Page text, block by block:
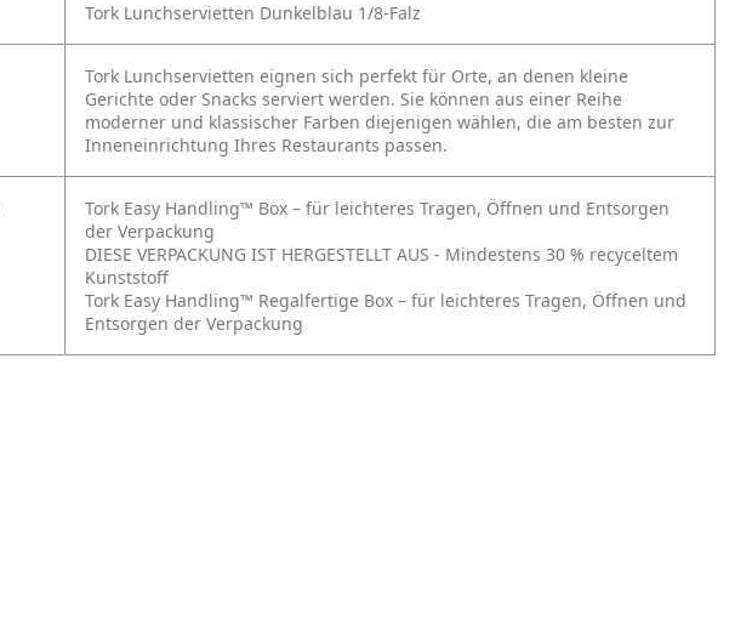
Tork Lunchservietten Dunkelblau 1/8-Falz
Tork Lunchservietten eignen sich perfekt für Orte, an denen kleine
Gerichte oder Snacks serviert werden. Sie können aus einer Reihe
moderner und klassischer Farben diejenigen wählen, die am besten zur
Inneneinrichtung Ihres Restaurants passen.
Tork Easy Handling™ Box – für leichteres Tragen, Öffnen und Entsorgen
der Verpackung
DIESE VERPACKUNG IST HERGESTELLT AUS - Mindestens 30 % recyceltem
Kunststoff
Tork Easy Handling™ Regalfertige Box – für leichteres Tragen, Öffnen und
Entsorgen der Verpackung